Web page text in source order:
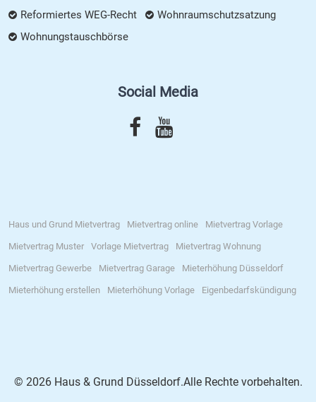
Reformiertes WEG-Recht
Wohnraumschutzsatzung
Wohnungstauschbörse
Social Media
Haus und Grund Mietvertrag Mietvertrag online Mietvertrag Vorlage
Mietvertrag Muster Vorlage Mietvertrag Mietvertrag Wohnung
Mietvertrag Gewerbe Mietvertrag Garage Mieterhöhung Düsseldorf
Mieterhöhung erstellen Mieterhöhung Vorlage Eigenbedarfskündigung
© 2026 Haus & Grund Düsseldorf.Alle Rechte vorbehalten.